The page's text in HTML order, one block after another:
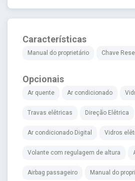
Características
Manual do proprietário Chave
Opcionais
Ar quente Ar condicionado
Travas elétricas Direção Elétrica
Ar condicionado Digital Vidros
Volante com regulagem de altura
Airbag passageiro Manual do